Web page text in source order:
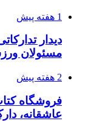
1 هفته پیش
دیدار
مسئولان
2 هفته پیش
عاشقانه،